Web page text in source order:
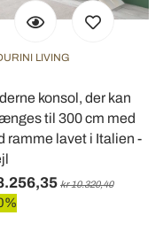
LIVING
konsol, der kan
til 300 cm med
ramme lavet i Italien -
kr 10.320,40